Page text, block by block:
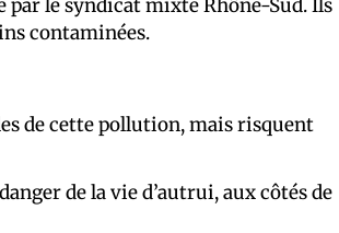
par le syndicat mixte Rhône-Sud. Ils
contaminées.
de cette pollution, mais risquent
de la vie d’autrui, aux côtés de